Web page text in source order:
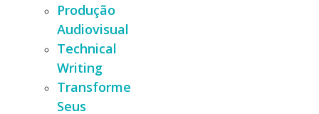
Produção
Audiovisual
Technical
Writing
Transforme
Seus